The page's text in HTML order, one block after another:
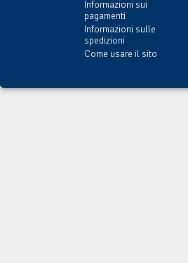
Informazioni sui
pagamenti
Informazioni sulle
spedizioni
Come usare il sito